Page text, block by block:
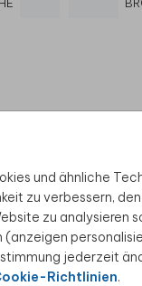
und ähnliche
zu verbessern,
zu analysieren
(anzeigen
jederzeit
Richtlinien.